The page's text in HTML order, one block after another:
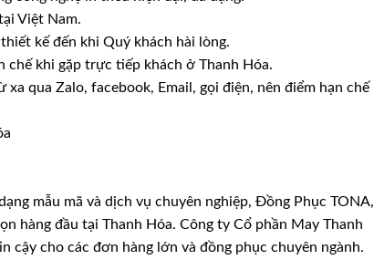
Việt Nam.
kế đến khi Quý khách hài lòng.
chế khi gặp trực tiếp khách ở Thanh Hóa.
qua Zalo, facebook, Email, gọi điện, nên điểm hạn chế
mẫu mã và dịch vụ chuyên nghiệp, Đồng Phục TONA,
hàng đầu tại Thanh Hóa. Công ty Cổ phần May Thanh
cậy cho các đơn hàng lớn và đồng phục chuyên ngành.